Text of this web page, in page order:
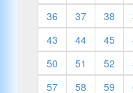
36
37 38
43
44 45
50
51 52
57
58 59